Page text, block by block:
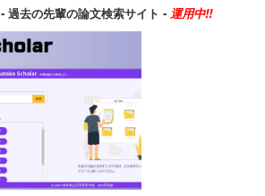
- 過去の先輩の論文検索サイト - 運用中!!